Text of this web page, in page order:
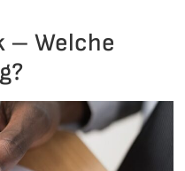
– Welche